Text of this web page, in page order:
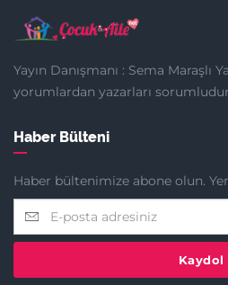
Yayın Danışmanı : Sema Maraşlı
yorumlardan yazarları
Haber Bülteni
Haber bültenimize abone olun.
Kaydol